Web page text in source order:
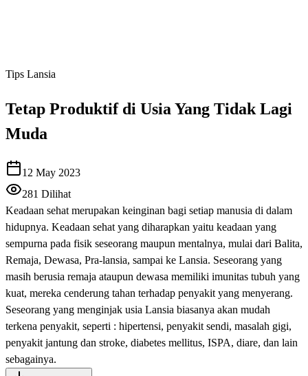
Tips Lansia
Tetap Produktif di Usia Yang Tidak Lagi
Muda
12 May 2023
281 Dilihat
Keadaan sehat merupakan keinginan bagi setiap manusia di dalam
hidupnya. Keadaan sehat yang diharapkan yaitu keadaan yang
sempurna pada fisik seseorang maupun mentalnya, mulai dari Balita,
Remaja, Dewasa, Pra-lansia, sampai ke Lansia. Seseorang yang
masih berusia remaja ataupun dewasa memiliki imunitas tubuh yang
kuat, mereka cenderung tahan terhadap penyakit yang menyerang.
Seseorang yang menginjak usia Lansia biasanya akan mudah
terkena penyakit, seperti : hipertensi, penyakit sendi, masalah gigi,
penyakit jantung dan stroke, diabetes mellitus, ISPA, diare, dan lain
sebagainya.